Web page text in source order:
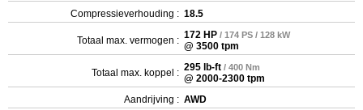
Compressieverhouding : 18.5
Totaal max. vermogen : 172 HP / 174 PS / 128 kW
@ 3500 tpm
Totaal max. koppel : 295 lb-ft / 400 Nm
@ 2000-2300 tpm
Aandrijving : AWD